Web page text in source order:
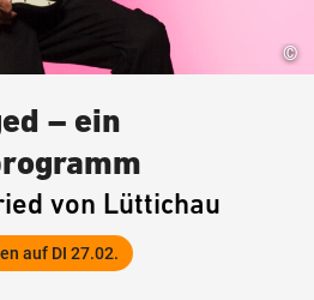
©
– ein
von Lüttichau
auf DI 27.02.